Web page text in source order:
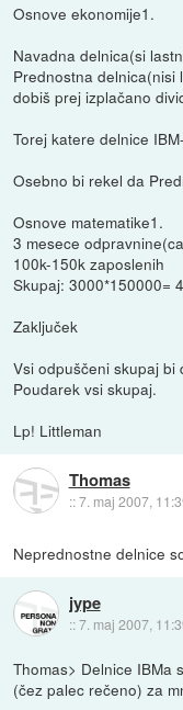
Osnove ekonomije1.
Navadna delnica(si
Prednostna
dobiš prej izplačano
Torej katere delnice
Osebno bi rekel da
Osnove matematike1.
3 mesece
100k-150k zaposlenih
Skupaj: 3000*150000=
Zaključek
Vsi odpuščeni skupaj
Poudarek vsi skupaj.
Lp! Littleman
Thomas
::7. maj 2007,
Neprednostne delnice
jype
::7. maj 2007,
Thomas> Delnice IBMa
(čez palec rečeno) za